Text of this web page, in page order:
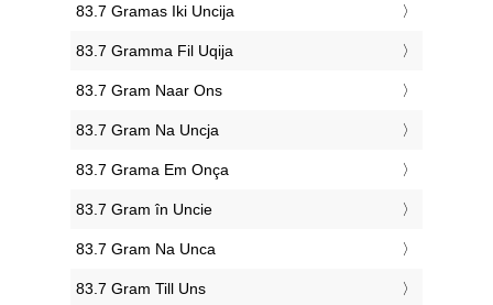
‎83.7 Gramas Iki Uncija
‎83.7 Gramma Fil Uqija
‎83.7 Gram Naar Ons
‎83.7 Gram Na Uncja
‎83.7 Grama Em Onça
‎83.7 Gram în Uncie
‎83.7 Gram Na Unca
‎83.7 Gram Till Uns